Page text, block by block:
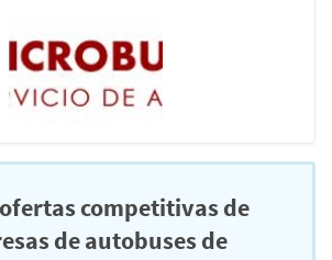
competitivas de
de autobuses de